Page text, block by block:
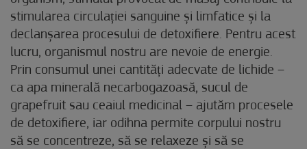
stimularea circulației sanguine și limfatice și la
declanșarea procesului de detoxifiere. Pentru acest
lucru, organismul nostru are nevoie de energie.
Prin consumul unei cantități adecvate de lichide –
ca apa minerală necarbogazoasă, sucul de
grapefruit sau ceaiul medicinal – ajutăm procesele
de detoxifiere, iar odihna permite corpului nostru
să se concentreze, să se relaxeze și să se